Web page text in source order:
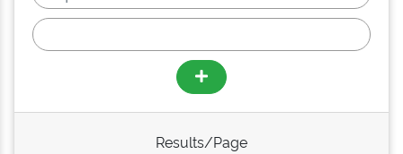
Results/Page